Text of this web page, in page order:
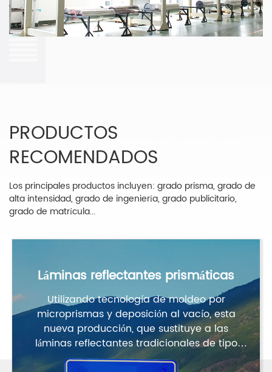
PRODUCTOS
RECOMENDADOS
Los principales productos incluyen: grado prisma, grado de
alta intensidad, grado de ingeniería, grado publicitario,
grado de matrícula...
Láminas reflectantes prismáticas
Utilizando tecnología de moldeo por
microprismas y deposición al vacío, esta
nueva producción, que sustituye a las
láminas reflectantes tradicionales de tipo
perla, establecerá una nueva imagen.